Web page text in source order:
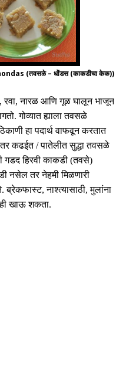
(तवसळे – धोंडस (काकडीचा केक))
,रवा,नारळ आणि गूळ घालून भाजून
.गोव्यात ह्याला तवसळे
हा पदार्थ वाफवून करतात
कढईत/पातेलीत सुद्धा तवसळे
गडद हिरवी काकडी (तवसे)
नसेल तर नेहमी मिळणारी
.ब्रेकफास्ट,नाश्त्यासाठी,मुलांना
खाऊ शकता.